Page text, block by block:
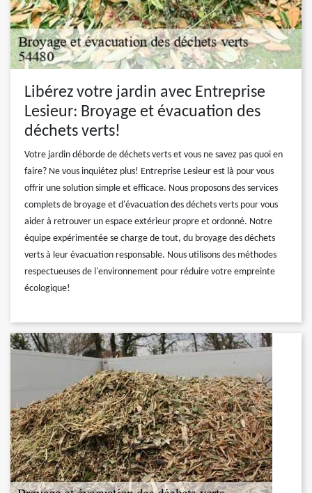
Libérez votre jardin avec Entreprise
Lesieur: Broyage et évacuation des
déchets verts!
Votre jardin déborde de déchets verts et vous ne savez pas quoi en
faire? Ne vous inquiétez plus! Entreprise Lesieur est là pour vous
offrir une solution simple et efficace. Nous proposons des services
complets de broyage et d'évacuation des déchets verts pour vous
aider à retrouver un espace extérieur propre et ordonné. Notre
équipe expérimentée se charge de tout, du broyage des déchets
verts à leur évacuation responsable. Nous utilisons des méthodes
respectueuses de l'environnement pour réduire votre empreinte
écologique!